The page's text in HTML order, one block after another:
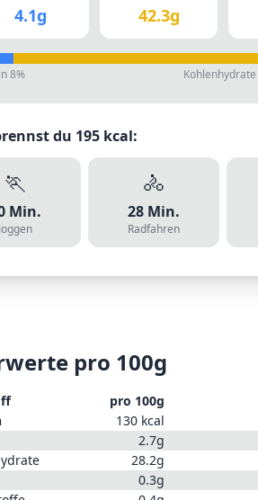
4.1g 42.3g
8% Kohlenhydrate
du 195 kcal:
🏃
Min.
Joggen
🚴
28 Min.
Radfahren
pro 100g
pro 100g
130 kcal
2.7g
28.2g
0.3g